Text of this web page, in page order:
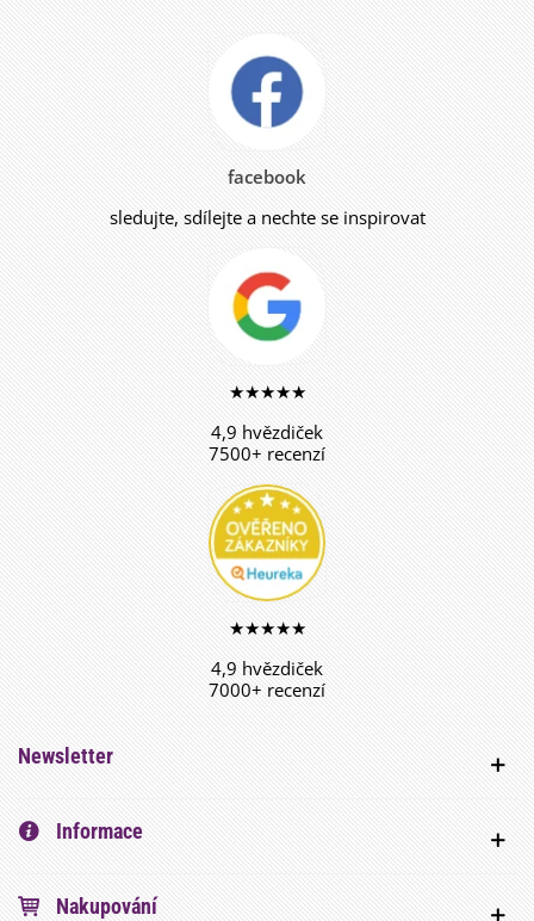
facebook
sledujte, sdílejte a nechte se inspirovat
★★★★★
4,9 hvězdiček
7500+ recenzí
★★★★★
4,9 hvězdiček
7000+ recenzí
Newsletter
Informace
Nakupování